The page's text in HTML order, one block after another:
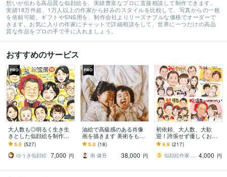
想いが伝わる高品質な似顔絵を、実績豊富なプロに直接相談して制作できます。
実績18万件超、1万人以上の作家から好みのスタイルを比較して、写真からの一枚
を依頼可能。ギフトやSNS用を、制作会社よりリーズナブルな価格でオーダーで
きます。お気に入りの作家にチャットで詳細相談をして、世界に一つだけの高品
質な作品をプロの手で手に入れましょう。
おすすめのサービス
大人数も◎明るく生き生
きとした似顔絵を制作し
ます ✦送料込み✦長寿祝
い、記念日、プレゼン
ト、ご自宅用に♪
5.0 (527)
ゆうき似顔絵 7,000 円
油絵で高級感のある肖像
画を描きます 美術をもっ
と身近に。絵画を飾った
り、贈ったりしてみませ
んか？
5.0 (18)
南 健吾
38,000 円
初依頼、大人数、大歓
迎！誇張せず優しくお描
きします 古希、還暦や敬
老、父母の日、大切な家
族への想いを形にします
4.9 (217)
似顔絵作家 mogu 4,000 円